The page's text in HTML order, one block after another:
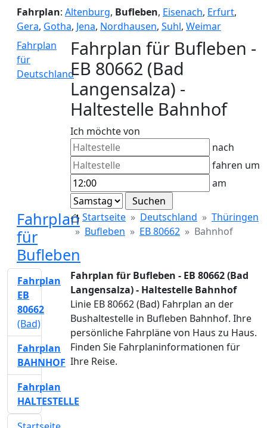
Fahrplan: Altenburg, Bufleben, Eisenach, Erfurt,
Gera, Gotha, Jena, Nordhausen, Suhl, Weimar
Fahrplan
für
Deutschland
Fahrplan für Bufleben -
EB 80662 (Bad
Langensalza) -
Haltestelle Bahnhof
Ich möchte von
nach
fahren um
am
Fahrplan
für
Bufleben
Startseite Deutschland
Thüringen
Bufleben
EB 80662 Bahnhof
Fahrplan für Bufleben - EB 80662 (Bad
Langensalza) - Haltestelle Bahnhof
Linie EB 80662 (Bad) Fahrplan an der
Bushaltestelle in Bufleben Bahnhof. Ihre
persönliche Fahrpläne von Haus zu Haus.
Finden Sie Fahrplaninformationen für
Ihre Reise.
Fahrplan
EB
80662
(Bad)
Fahrplan
BAHNHOF
Fahrplan
HALTESTELLE